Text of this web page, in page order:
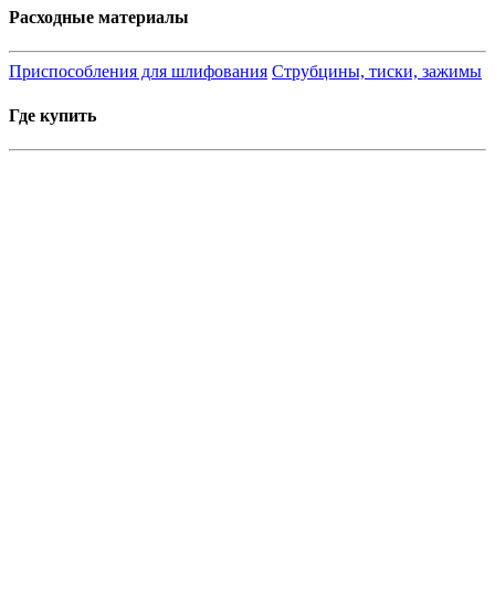
Расходные материалы
Приспособления для шлифования Струбцины, тиски, зажимы
Где купить